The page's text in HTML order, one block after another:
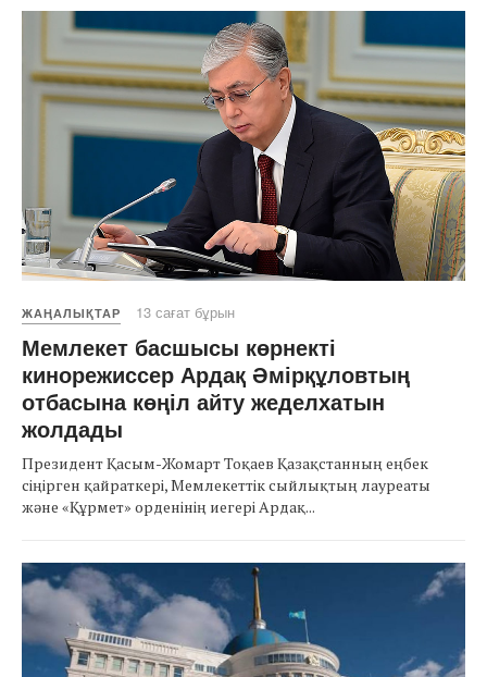
ЖАҢАЛЫҚТАР 13 сағат бұрын
Мемлекет басшысы көрнекті
кинорежиссер Ардақ Әмірқұловтың
отбасына көңіл айту жеделхатын
жолдады
Президент Қасым-Жомарт Тоқаев Қазақстанның еңбек
сіңірген қайраткері, Мемлекеттік сыйлықтың лауреаты
және «Құрмет» орденінің иегері Ардақ...